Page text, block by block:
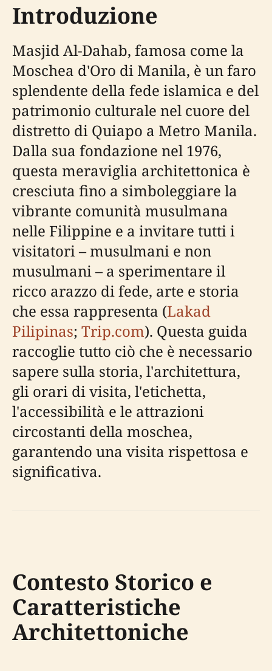
Introduzione
Masjid Al-Dahab, famosa come la
Moschea d'Oro di Manila, è un faro
splendente della fede islamica e del
patrimonio culturale nel cuore del
distretto di Quiapo a Metro Manila.
Dalla sua fondazione nel 1976,
questa meraviglia architettonica è
cresciuta fino a simboleggiare la
vibrante comunità musulmana
nelle Filippine e a invitare tutti i
visitatori – musulmani e non
musulmani – a sperimentare il
ricco arazzo di fede, arte e storia
che essa rappresenta (Lakad
Pilipinas; Trip.com). Questa guida
raccoglie tutto ciò che è necessario
sapere sulla storia, l'architettura,
gli orari di visita, l'etichetta,
l'accessibilità e le attrazioni
circostanti della moschea,
garantendo una visita rispettosa e
significativa.
Contesto Storico e
Caratteristiche
Architettoniche